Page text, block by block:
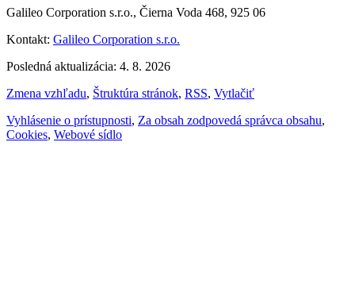
Galileo Corporation s.r.o., Čierna Voda 468, 925 06
Kontakt: Galileo Corporation s.r.o.
Posledná aktualizácia: 4. 8. 2026
Zmena vzhľadu, Štruktúra stránok, RSS, Vytlačiť
Vyhlásenie o prístupnosti, Za obsah zodpovedá správca obsahu,
Cookies, Webové sídlo